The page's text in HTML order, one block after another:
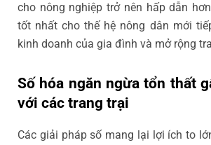
cho nông nghiệp trở nên hấp dẫn
tốt nhất cho thế hệ nông dân mới
kinh doanh của gia đình và mở rộng
Số hóa ngăn ngừa tổn thất
với các trang trại
Các giải pháp số mang lại lợi ích to